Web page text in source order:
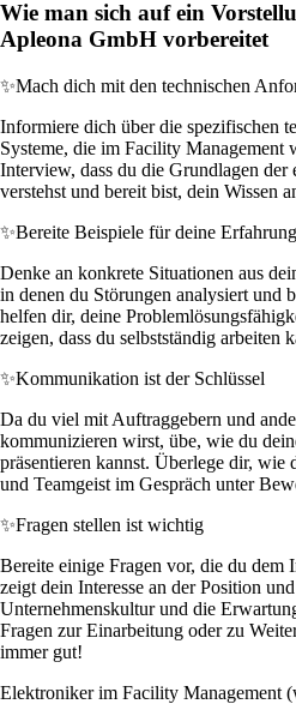
Wie man sich auf ein
Apleona GmbH vorbereitet
✨Mach dich mit den technischen
Informiere dich über die spezifischen
Systeme, die im Facility Management
Interview, dass du die Grundlagen der
verstehst und bereit bist, dein Wissen
✨Bereite Beispiele für deine
Denke an konkrete Situationen aus
in denen du Störungen analysiert und
helfen dir, deine
zeigen, dass du selbstständig arbeiten
✨Kommunikation ist der Schlüssel
Da du viel mit Auftraggebern und
kommunizieren wirst, übe, wie du
präsentieren kannst. Überlege dir,
und Teamgeist im Gespräch unter
✨Fragen stellen ist wichtig
Bereite einige Fragen vor, die du dem
zeigt dein Interesse an der Position
Unternehmenskultur und die
Fragen zur Einarbeitung oder zu
immer gut!
Elektroniker im Facility Management